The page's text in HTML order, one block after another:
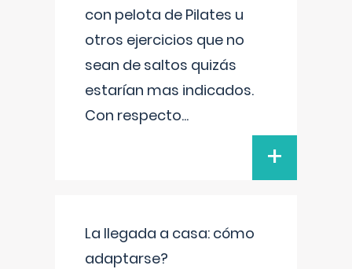
con pelota de Pilates u
otros ejercicios que no
sean de saltos quizás
estarían mas indicados.
Con respecto...
+
La llegada a casa: cómo
adaptarse?